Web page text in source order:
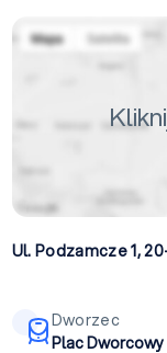
Ul. Podzamcze 1,
Dworzec
Plac Dworcowy